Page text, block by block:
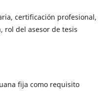
certificación profesional,
rol del asesor de tesis
fija como requisito